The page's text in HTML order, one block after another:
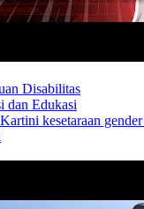
Disabilitas
dan Edukasi
kesetaraan gender